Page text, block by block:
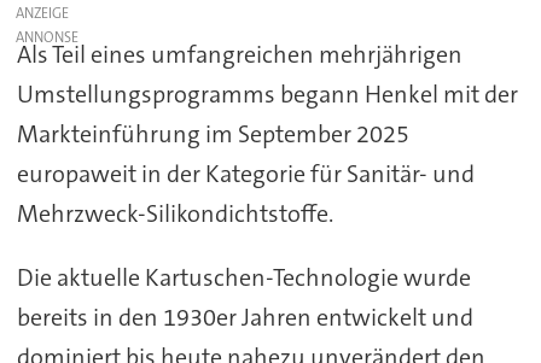
ANZEIGE
Als Teil eines umfangreichen mehrjährigen
Umstellungsprogramms begann Henkel mit der
Markteinführung im September 2025
europaweit in der Kategorie für Sanitär- und
Mehrzweck-Silikondichtstoffe.
Die aktuelle Kartuschen-Technologie wurde
bereits in den 1930er Jahren entwickelt und